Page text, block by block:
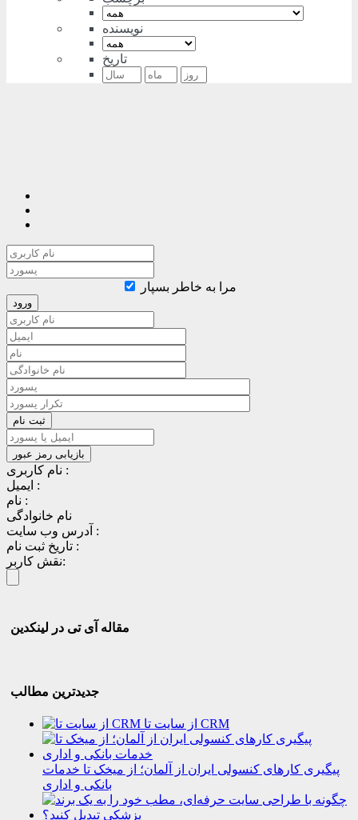
نویسنده
تاریخ
مرا به خاطر بسپار
نام کاربری :
ایمیل :
نام :
نام خانوادگی
آدرس وب سایت :
تاریخ ثبت نام :
نقش کاربر:
مقاله آی تی در لینکدین
جدیدترین مطالب
از سایت تا CRM
پیگیری کارهای کنسولی ایران از آلمان؛ از میخک تا خدمات
بانکی و اداری